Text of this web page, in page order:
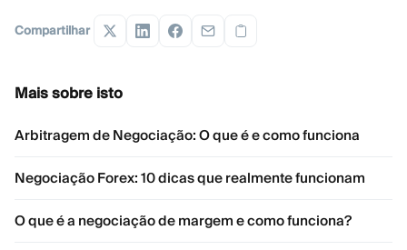
Compartilhar
Mais sobre isto
Arbitragem de Negociação: O que é e como funciona
Negociação Forex: 10 dicas que realmente funcionam
O que é a negociação de margem e como funciona?